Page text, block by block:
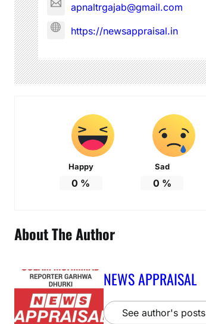
apnaltrgajab@gmail.com
https://newsappraisal.in
Happy
0 %
Sad
0 %
About The Author
NEWS APPRAISAL
See author's posts